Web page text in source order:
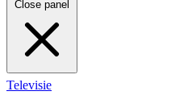
Close panel
Televisie